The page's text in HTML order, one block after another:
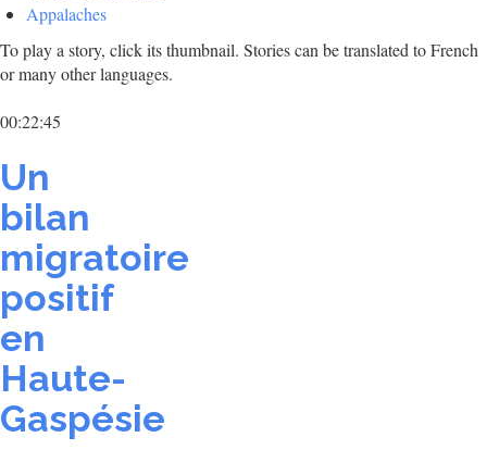
Appalaches
To play a story, click its thumbnail. Stories can be translated to French
or many other languages.
00:22:45
Un
bilan
migratoire
positif
en
Haute-
Gaspésie